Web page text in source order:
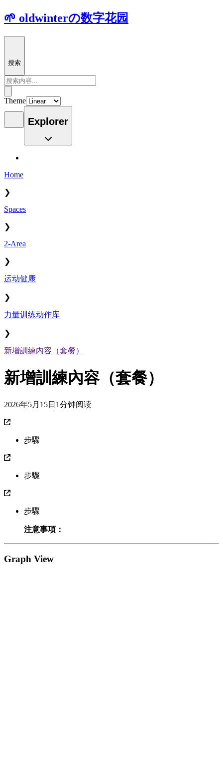
🌱 oldwinterの数字花园
搜索
Theme
Explorer
Home
❯
Spaces
❯
2-Area
❯
运动健康
❯
力量训练动作库
❯
新增訓練內容（套餐）
新增訓練內容（套餐）
2026年5月15日 1分钟阅读
步驟
步驟
步驟
注意事項：
Graph View